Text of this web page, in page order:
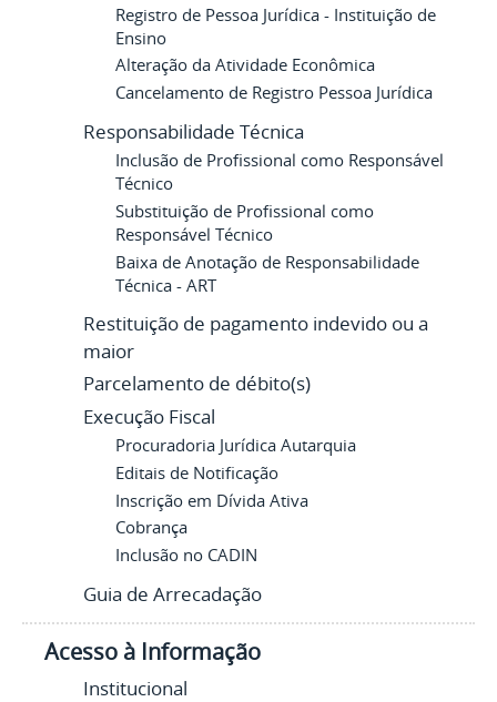
Registro de Pessoa Jurídica - Instituição de
Ensino
Alteração da Atividade Econômica
Cancelamento de Registro Pessoa Jurídica
Responsabilidade Técnica
Inclusão de Profissional como Responsável
Técnico
Substituição de Profissional como
Responsável Técnico
Baixa de Anotação de Responsabilidade
Técnica - ART
Restituição de pagamento indevido ou a
maior
Parcelamento de débito(s)
Execução Fiscal
Procuradoria Jurídica Autarquia
Editais de Notificação
Inscrição em Dívida Ativa
Cobrança
Inclusão no CADIN
Guia de Arrecadação
Acesso à Informação
Institucional